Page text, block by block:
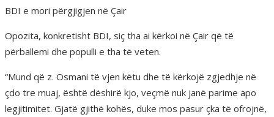
BDI e mori përgjigjen në Çair
Opozita, konkretisht BDI, siç tha ai kërkoi në Çair që të
përballemi dhe populli e tha të veten.
“Mund që z. Osmani të vjen këtu dhe të kërkojë zgjedhje në
çdo tre muaj, është dëshirë kjo, veçmë nuk janë parime apo
legjitimitet. Gjatë gjithë kohës, duke mos pasur çka të ofrojnë,